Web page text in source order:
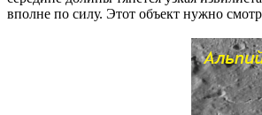
вполне по силу. Этот объект нужно